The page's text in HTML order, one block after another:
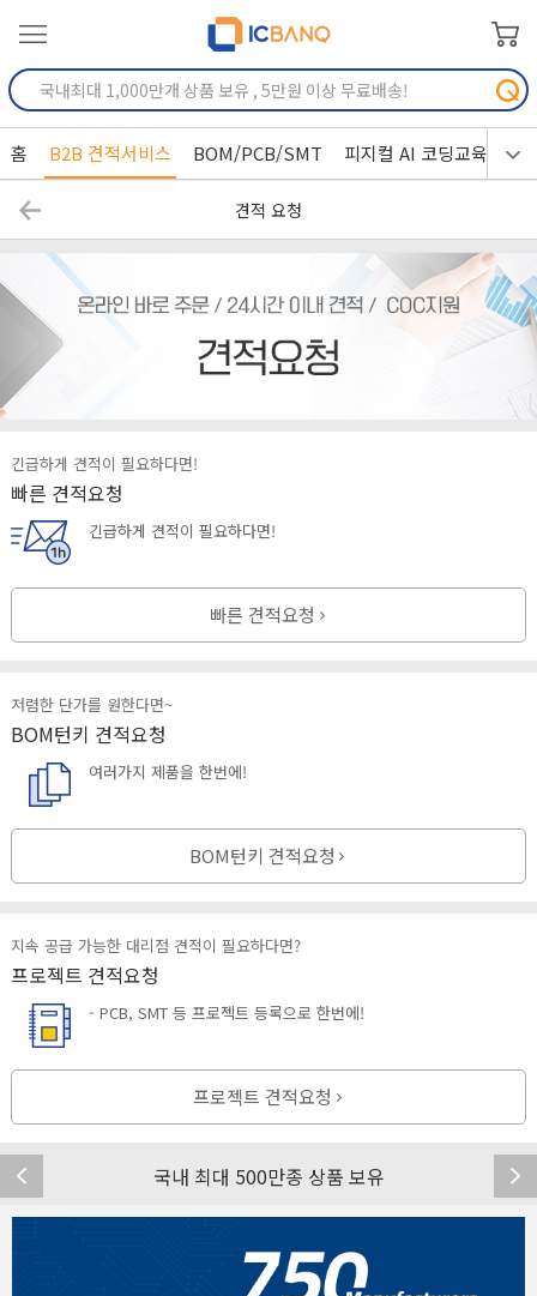
홈 B2B 견적서비스 BOM/PCB/SMT 피지컬 AI 코딩교육
견적 요청
긴급하게 견적이 필요하다면!
빠른 견적요청
긴급하게 견적이 필요하다면!
빠른 견적요청
저렴한 단가를 원한다면~
BOM턴키 견적요청
여러가지 제품을 한번에!
BOM턴키 견적요청
지속 공급 가능한 대리점 견적이 필요하다면?
프로젝트 견적요청
- PCB, SMT 등 프로젝트 등록으로 한번에!
프로젝트 견적요청
국내 최대 500만종 상품 보유